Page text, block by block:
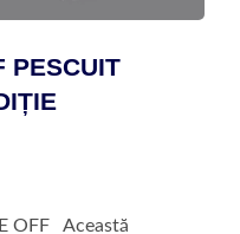
PESCUIT
OFF Această